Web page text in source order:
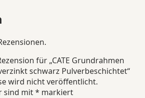
für „CATE Grundrahmen
schwarz Pulverbeschichtet“
wird nicht veröffentlicht.
sind mit* markiert